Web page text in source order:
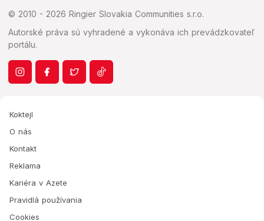
© 2010 - 2026 Ringier Slovakia Communities s.r.o.
Autorské práva sú vyhradené a vykonáva ich prevádzkovateľ
portálu.
Koktejl
O nás
Kontakt
Reklama
Kariéra v Azete
Pravidlá používania
Cookies